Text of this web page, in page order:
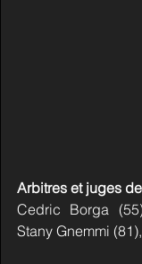
Arbitres et juges
Cedric Borga
Stany Gnemmi